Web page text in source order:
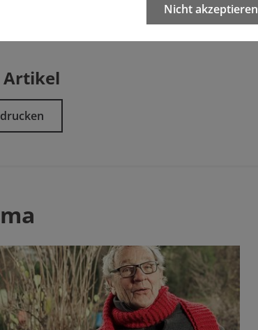
Artikel
Nicht akzeptieren